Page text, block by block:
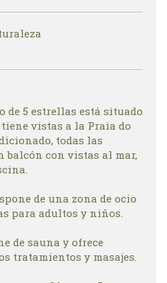
de 5 estrellas está situado
vistas a la Praia do
todas las
balcón con vistas al mar,
de una zona de ocio
para adultos y niños.
de sauna y ofrece
tratamientos y masajes.